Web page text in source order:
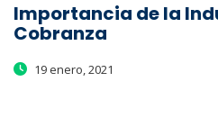
Importancia de la
Cobranza
19 enero, 2021